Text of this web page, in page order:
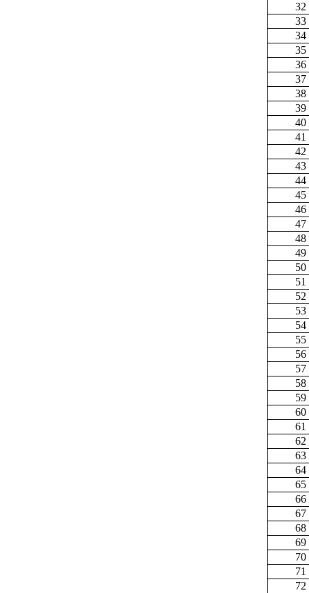
32
33
34
35
36
37
38
39
40
41
42
43
44
45
46
47
48
49
50
51
52
53
54
55
56
57
58
59
60
61
62
63
64
65
66
67
68
69
70
71
72